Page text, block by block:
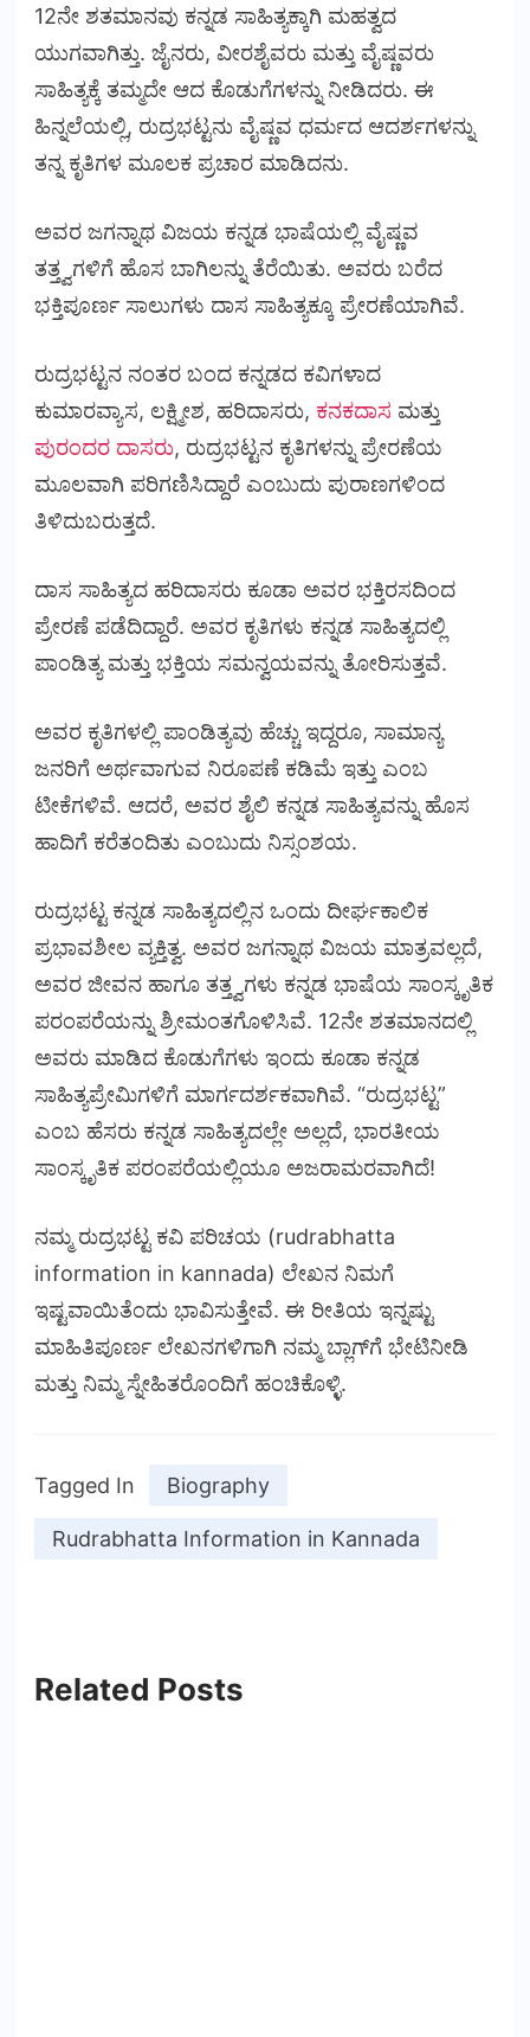
12ನೇ ಶತಮಾನವು ಕನ್ನಡ ಸಾಹಿತ್ಯಕ್ಕಾಗಿ ಮಹತ್ವದ
ಯುಗವಾಗಿತ್ತು. ಜೈನರು, ವೀರಶೈವರು ಮತ್ತು ವೈಷ್ಣವರು
ಸಾಹಿತ್ಯಕ್ಕೆ ತಮ್ಮದೇ ಆದ ಕೊಡುಗೆಗಳನ್ನು ನೀಡಿದರು. ಈ
ಹಿನ್ನಲೆಯಲ್ಲಿ, ರುದ್ರಭಟ್ಟನು ವೈಷ್ಣವ ಧರ್ಮದ ಆದರ್ಶಗಳನ್ನು
ತನ್ನ ಕೃತಿಗಳ ಮೂಲಕ ಪ್ರಚಾರ ಮಾಡಿದನು.
ಅವರ ಜಗನ್ನಾಥ ವಿಜಯ ಕನ್ನಡ ಭಾಷೆಯಲ್ಲಿ ವೈಷ್ಣವ
ತತ್ತ್ವಗಳಿಗೆ ಹೊಸ ಬಾಗಿಲನ್ನು ತೆರೆಯಿತು. ಅವರು ಬರೆದ
ಭಕ್ತಿಪೂರ್ಣ ಸಾಲುಗಳು ದಾಸ ಸಾಹಿತ್ಯಕ್ಕೂ ಪ್ರೇರಣೆಯಾಗಿವೆ.
ರುದ್ರಭಟ್ಟನ ನಂತರ ಬಂದ ಕನ್ನಡದ ಕವಿಗಳಾದ
ಕುಮಾರವ್ಯಾಸ, ಲಕ್ಷ್ಮೀಶ, ಹರಿದಾಸರು, ಕನಕದಾಸ ಮತ್ತು
ಪುರಂದರ ದಾಸರು, ರುದ್ರಭಟ್ಟನ ಕೃತಿಗಳನ್ನು ಪ್ರೇರಣೆಯ
ಮೂಲವಾಗಿ ಪರಿಗಣಿಸಿದ್ದಾರೆ ಎಂಬುದು ಪುರಾಣಗಳಿಂದ
ತಿಳಿದುಬರುತ್ತದೆ.
ದಾಸ ಸಾಹಿತ್ಯದ ಹರಿದಾಸರು ಕೂಡಾ ಅವರ ಭಕ್ತಿರಸದಿಂದ
ಪ್ರೇರಣೆ ಪಡೆದಿದ್ದಾರೆ. ಅವರ ಕೃತಿಗಳು ಕನ್ನಡ ಸಾಹಿತ್ಯದಲ್ಲಿ
ಪಾಂಡಿತ್ಯ ಮತ್ತು ಭಕ್ತಿಯ ಸಮನ್ವಯವನ್ನು ತೋರಿಸುತ್ತವೆ.
ಅವರ ಕೃತಿಗಳಲ್ಲಿ ಪಾಂಡಿತ್ಯವು ಹೆಚ್ಚು ಇದ್ದರೂ, ಸಾಮಾನ್ಯ
ಜನರಿಗೆ ಅರ್ಥವಾಗುವ ನಿರೂಪಣೆ ಕಡಿಮೆ ಇತ್ತು ಎಂಬ
ಟೀಕೆಗಳಿವೆ. ಆದರೆ, ಅವರ ಶೈಲಿ ಕನ್ನಡ ಸಾಹಿತ್ಯವನ್ನು ಹೊಸ
ಹಾದಿಗೆ ಕರೆತಂದಿತು ಎಂಬುದು ನಿಸ್ಸಂಶಯ.
ರುದ್ರಭಟ್ಟ ಕನ್ನಡ ಸಾಹಿತ್ಯದಲ್ಲಿನ ಒಂದು ದೀರ್ಘಕಾಲಿಕ
ಪ್ರಭಾವಶೀಲ ವ್ಯಕ್ತಿತ್ವ. ಅವರ ಜಗನ್ನಾಥ ವಿಜಯ ಮಾತ್ರವಲ್ಲದೆ,
ಅವರ ಜೀವನ ಹಾಗೂ ತತ್ತ್ವಗಳು ಕನ್ನಡ ಭಾಷೆಯ ಸಾಂಸ್ಕೃತಿಕ
ಪರಂಪರೆಯನ್ನು ಶ್ರೀಮಂತಗೊಳಿಸಿವೆ. 12ನೇ ಶತಮಾನದಲ್ಲಿ
ಅವರು ಮಾಡಿದ ಕೊಡುಗೆಗಳು ಇಂದು ಕೂಡಾ ಕನ್ನಡ
ಸಾಹಿತ್ಯಪ್ರೇಮಿಗಳಿಗೆ ಮಾರ್ಗದರ್ಶಕವಾಗಿವೆ. “ರುದ್ರಭಟ್ಟ”
ಎಂಬ ಹೆಸರು ಕನ್ನಡ ಸಾಹಿತ್ಯದಲ್ಲೇ ಅಲ್ಲದೆ, ಭಾರತೀಯ
ಸಾಂಸ್ಕೃತಿಕ ಪರಂಪರೆಯಲ್ಲಿಯೂ ಅಜರಾಮರವಾಗಿದೆ!
ನಮ್ಮ ರುದ್ರಭಟ್ಟ ಕವಿ ಪರಿಚಯ (rudrabhatta
information in kannada) ಲೇಖನ ನಿಮಗೆ
ಇಷ್ಟವಾಯಿತೆಂದು ಭಾವಿಸುತ್ತೇವೆ. ಈ ರೀತಿಯ ಇನ್ನಷ್ಟು
ಮಾಹಿತಿಪೂರ್ಣ ಲೇಖನಗಳಿಗಾಗಿ ನಮ್ಮ ಬ್ಲಾಗ್‌ಗೆ ಭೇಟಿನೀಡಿ
ಮತ್ತು ನಿಮ್ಮ ಸ್ನೇಹಿತರೊಂದಿಗೆ ಹಂಚಿಕೊಳ್ಳಿ.
Tagged In Biography
Rudrabhatta Information in Kannada
Related Posts